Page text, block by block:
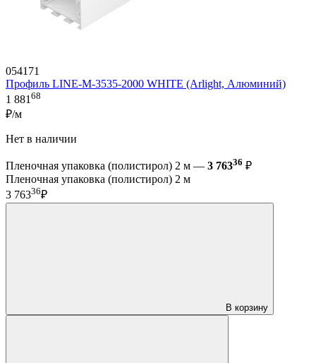
054171
Профиль LINE-М-3535-2000 WHITE (Arlight, Алюминий)
1 881 68
₽/м
Нет в наличии
Пленочная упаковка (полистирол) 2 м — 3 76336 ₽
Пленочная упаковка (полистирол) 2 м
3 76336₽
В корзину